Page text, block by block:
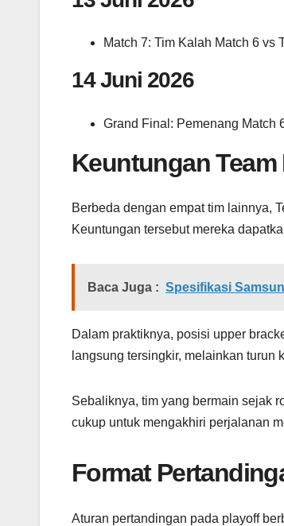
Match 7: Tim Kalah Match 6 vs
14 Juni 2026
Grand Final: Pemenang Match
Keuntungan
Berbeda dengan empat tim lainnya,
Keuntungan tersebut mereka
Baca Juga : Spesifikasi
Dalam praktiknya, posisi upper
langsung tersingkir, melainkan turun
Sebaliknya, tim yang bermain sejak
cukup untuk mengakhiri perjalanan
Format
Aturan pertandingan pada playoff